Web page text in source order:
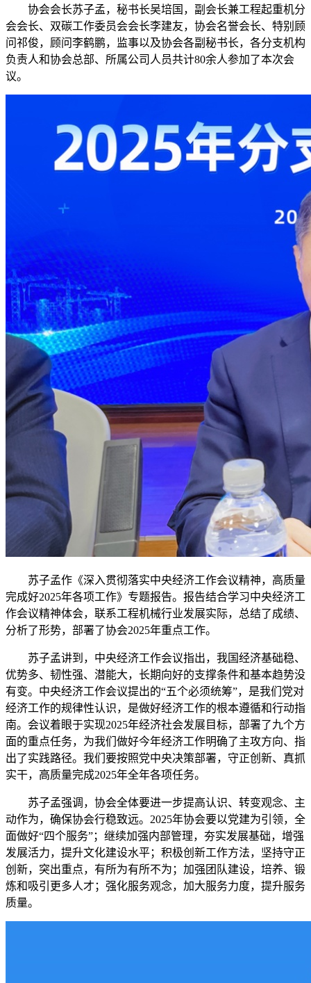
协会会长苏子孟，秘书长吴培国，副会长兼工程起重机分
会会长、双碳工作委员会会长李建友，协会名誉会长、特别顾
问祁俊，顾问李鹤鹏，监事以及协会各副秘书长，各分支机构
负责人和协会总部、所属公司人员共计80余人参加了本次会
议。
苏子孟作《深入贯彻落实中央经济工作会议精神，高质量
完成好2025年各项工作》专题报告。报告结合学习中央经济工
作会议精神体会，联系工程机械行业发展实际，总结了成绩、
分析了形势，部署了协会2025年重点工作。
苏子孟讲到，中央经济工作会议指出，我国经济基础稳、
优势多、韧性强、潜能大，长期向好的支撑条件和基本趋势没
有变。中央经济工作会议提出的“五个必须统筹”，是我们党对
经济工作的规律性认识，是做好经济工作的根本遵循和行动指
南。会议着眼于实现2025年经济社会发展目标，部署了九个方
面的重点任务，为我们做好今年经济工作明确了主攻方向、指
出了实践路径。我们要按照党中央决策部署，守正创新、真抓
实干，高质量完成2025年全年各项任务。
苏子孟强调，协会全体要进一步提高认识、转变观念、主
动作为，确保协会行稳致远。2025年协会要以党建为引领，全
面做好“四个服务”；继续加强内部管理，夯实发展基础，增强
发展活力，提升文化建设水平；积极创新工作方法，坚持守正
创新，突出重点，有所为有所不为；加强团队建设，培养、锻
炼和吸引更多人才；强化服务观念，加大服务力度，提升服务
质量。